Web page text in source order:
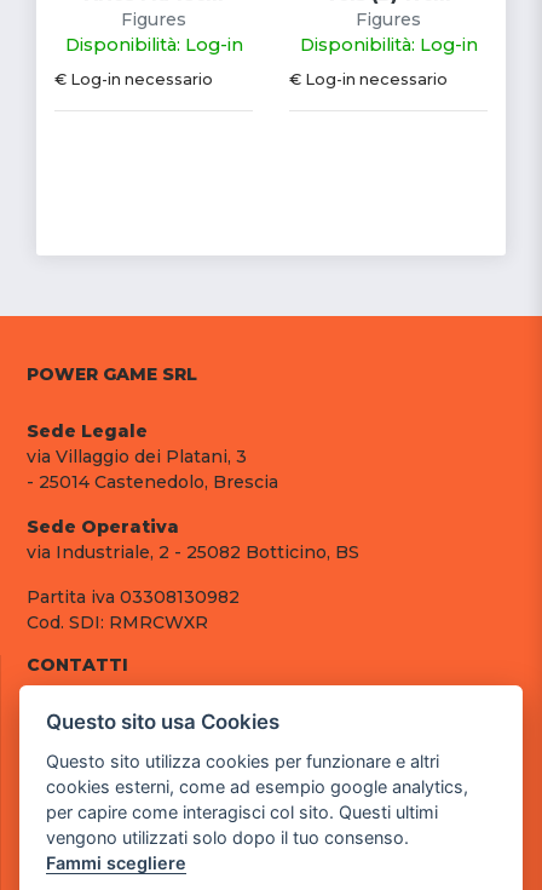
Figures
Disponibilità: Log-in
€ Log-in necessario
Figures
Disponibilità: Log-in
€ Log-in necessario
POWER GAME SRL
Sede Legale
via Villaggio dei Platani, 3
- 25014 Castenedolo, Brescia
Sede Operativa
via Industriale, 2 - 25082 Botticino, BS
Partita iva 03308130982
Cod. SDI: RMRCWXR
CONTATTI
tel.: +39 030 376 2377
pec: powergamesrl@legalmail.it
LINK UTILI
Chi siamo
Informazioni generali
Questo sito usa Cookies
Questo sito utilizza cookies per funzionare e altri
cookies esterni, come ad esempio google analytics,
per capire come interagisci col sito. Questi ultimi
vengono utilizzati solo dopo il tuo consenso.
Fammi scegliere